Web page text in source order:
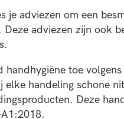
je adviezen om een
Deze adviezen zijn ook
handhygiëne toe
elke handeling schone
Deze